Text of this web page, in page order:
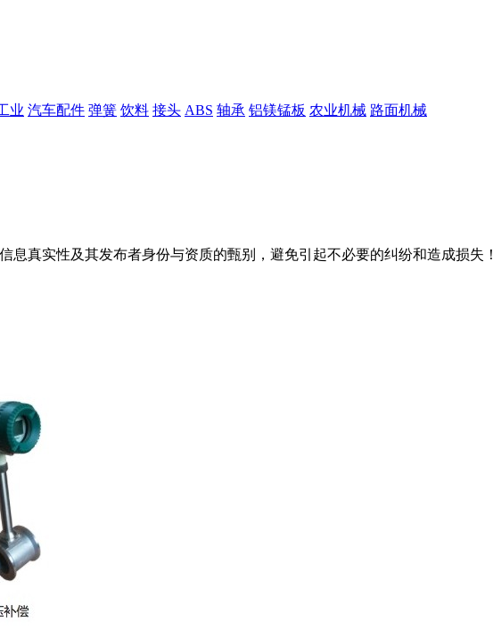
业 汽车配件 弹簧 饮料 接头 ABS 轴承 铝镁锰板 农业机械 路面机械
息真实性及其发布者身份与资质的甄别，避免引起不必要的纠纷和造成损失！